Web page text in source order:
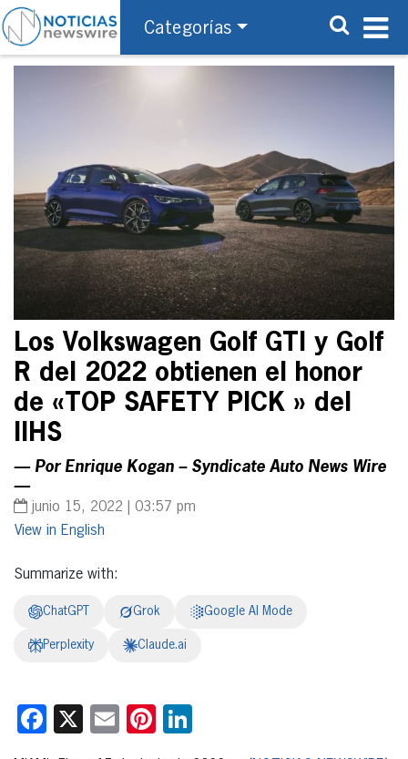
Categorías
Los Volkswagen Golf GTI y Golf
R del 2022 obtienen el honor
de «TOP SAFETY PICK » del
IIHS
— Por Enrique Kogan – Syndicate Auto News Wire
—
junio 15, 2022 | 03:57 pm
English
Summarize with:
ChatGPT Grok Google AI Mode
Perplexity Claude.ai
Facebook
X EmailPinterest